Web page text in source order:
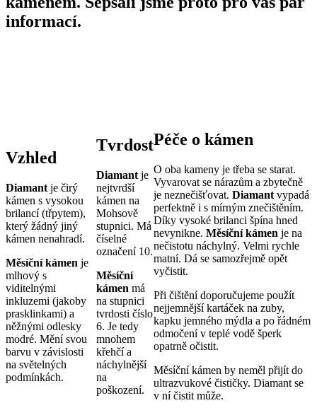
informací.
Vzhled
Diamant je čirý
kámen s vysokou
brilancí (třpytem),
který žádný jiný
kámen nenahradí.
Měsíční kámen je
mlhový s
viditelnými
inkluzemi (jakoby
prasklinkami) a
něžnými odlesky
modré. Mění svou
barvu v závislosti
na světelných
podmínkách.
Tvrdost
Diamantje
nejtvrdší
kámen na
Mohsově
stupnici. Má
číselné
označení 10.
Měsíční
kámen má
na stupnici
tvrdosti číslo
6. Je tedy
mnohem
křehčí a
náchylnější
na
poškození.
Péče o kámen
O oba kameny je třeba se starat.
Vyvarovat se nárazům a zbytečně
je neznečišťovat. Diamantvypadá
perfektně i s mírným znečištěním.
Díky vysoké brilanci špína hned
nevynikne. Měsíční kámen je na
nečistotu náchylný. Velmi rychle
matní. Dá se samozřejmě opět
vyčistit.
Při čištění doporučujeme použít
nejjemnější kartáček na zuby,
kapku jemného mýdla a po řádném
odmočení v teplé vodě šperk
opatrně očistit.
Měsíční kámen by neměl přijít do
ultrazvukové čističky. Diamant se
v ní čistit může.